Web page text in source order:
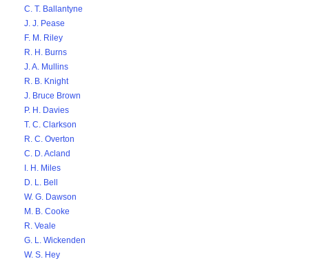
C. T. Ballantyne
J. J. Pease
F. M. Riley
R. H. Burns
J. A. Mullins
R. B. Knight
J. Bruce Brown
P. H. Davies
T. C. Clarkson
R. C. Overton
C. D. Acland
I. H. Miles
D. L. Bell
W. G. Dawson
M. B. Cooke
R. Veale
G. L. Wickenden
W. S. Hey